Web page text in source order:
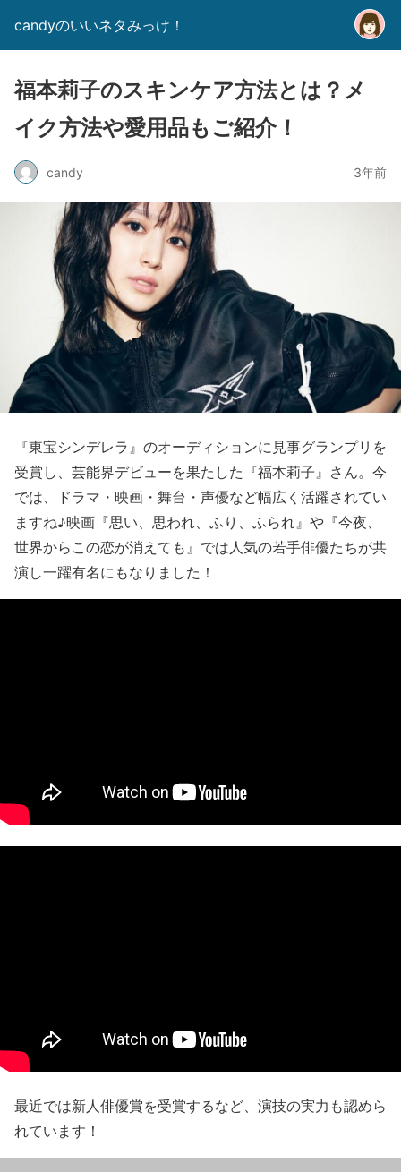
candyのいいネタみっけ！
福本莉子のスキンケア方法とは？メ
イク方法や愛用品もご紹介！
candy 3年前
『東宝シンデレラ』のオーディションに見事グランプリを
受賞し、芸能界デビューを果たした 『福本莉子』 さん。今
では、ドラマ・映画・舞台・声優など幅広く活躍されてい
ますね♪映画『思い、思われ、ふり、ふられ』や『今夜、
世界からこの恋が消えても』では人気の若手俳優たちが共
演し一躍有名にもなりました！
最近では新人俳優賞を受賞するなど、演技の実力も認めら
れています！